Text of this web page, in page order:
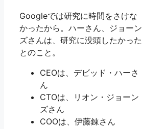
Googleでは研究に時間をさけな
かったから。ハーさん、ジョーン
ズさんは、研究に没頭したかった
とのこと。
CEOは、デビッド・ハーさ
ん
CTOは、リオン・ジョーン
ズさん
COOは、伊藤錬さん